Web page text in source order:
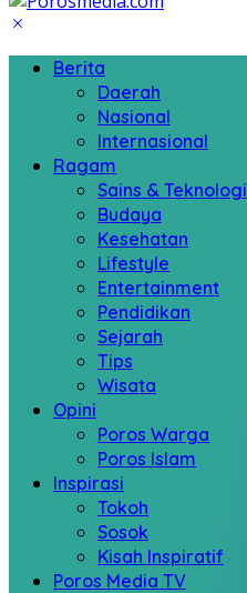
Berita
Daerah
Nasional
Internasional
Ragam
Sains & Teknologi
Budaya
Kesehatan
Lifestyle
Entertainment
Pendidikan
Sejarah
Tips
Wisata
Opini
Poros Warga
Poros Islam
Inspirasi
Tokoh
Sosok
Kisah Inspiratif
Poros Media TV